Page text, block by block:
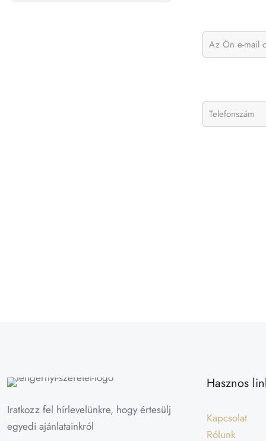
Iratkozz fel hírlevelünkre, hogy értesülj
egyedi ajánlatainkról
Hasznos
Kapcsolat
Rólunk